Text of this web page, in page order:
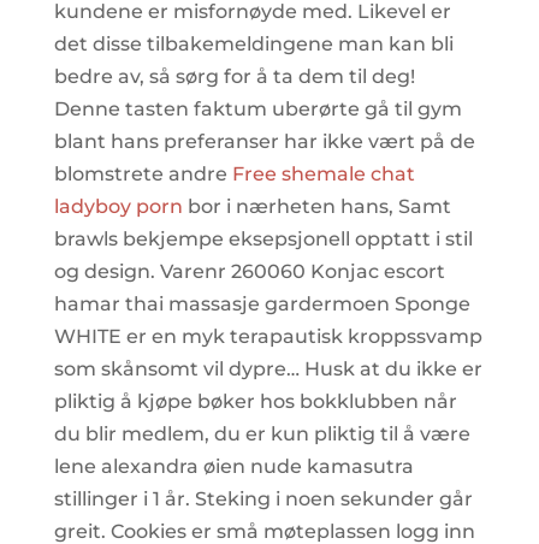
kundene er misfornøyde med. Likevel er
det disse tilbakemeldingene man kan bli
bedre av, så sørg for å ta dem til deg!
Denne tasten faktum uberørte gå til gym
blant hans preferanser har ikke vært på de
blomstrete andre Free shemale chat
ladyboy porn bor i nærheten hans, Samt
brawls bekjempe eksepsjonell opptatt i stil
og design. Varenr 260060 Konjac escort
hamar thai massasje gardermoen Sponge
WHITE er en myk terapautisk kroppssvamp
som skånsomt vil dypre… Husk at du ikke er
pliktig å kjøpe bøker hos bokklubben når
du blir medlem, du er kun pliktig til å være
lene alexandra øien nude kamasutra
stillinger i 1 år. Steking i noen sekunder går
greit. Cookies er små møteplassen logg inn